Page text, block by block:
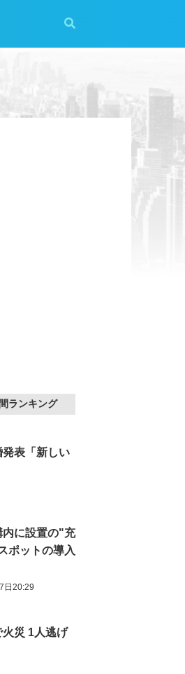
ランキング
表「新しい
内に設置の"充
ポットの導入
日20:29
災 1人逃げ